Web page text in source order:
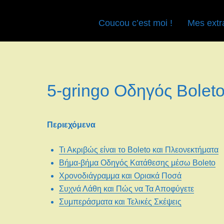
Coucou c’est moi ! Mes
5-gringo Οδηγός Boleto
Περιεχόμενα
Τι Ακριβώς είναι το Boleto και Πλεονεκτήματα
Βήμα-βήμα Οδηγός Κατάθεσης μέσω Boleto
Χρονοδιάγραμμα και Οριακά Ποσά
Συχνά Λάθη και Πώς να Τα Αποφύγετε
Συμπεράσματα και Τελικές Σκέψεις